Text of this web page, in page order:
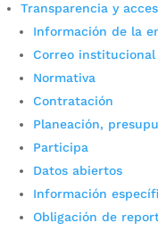
Transparencia y
Información de la
Correo institucional
Normativa
Contratación
Planeación,
Participa
Datos abiertos
Información
Obligación de